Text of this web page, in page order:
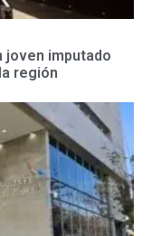
joven imputado
región